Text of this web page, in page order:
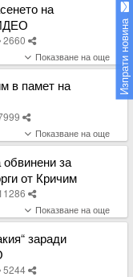
на
2660
в памет на
за
от Кричим
заради
5244
Изпрати новина